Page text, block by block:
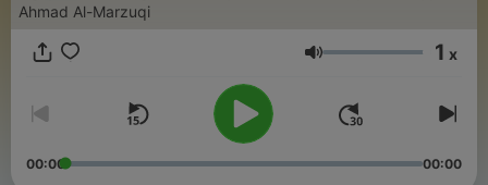
Ahmad Al-Marzuqi
Głośność 1 x
00:00 00:00